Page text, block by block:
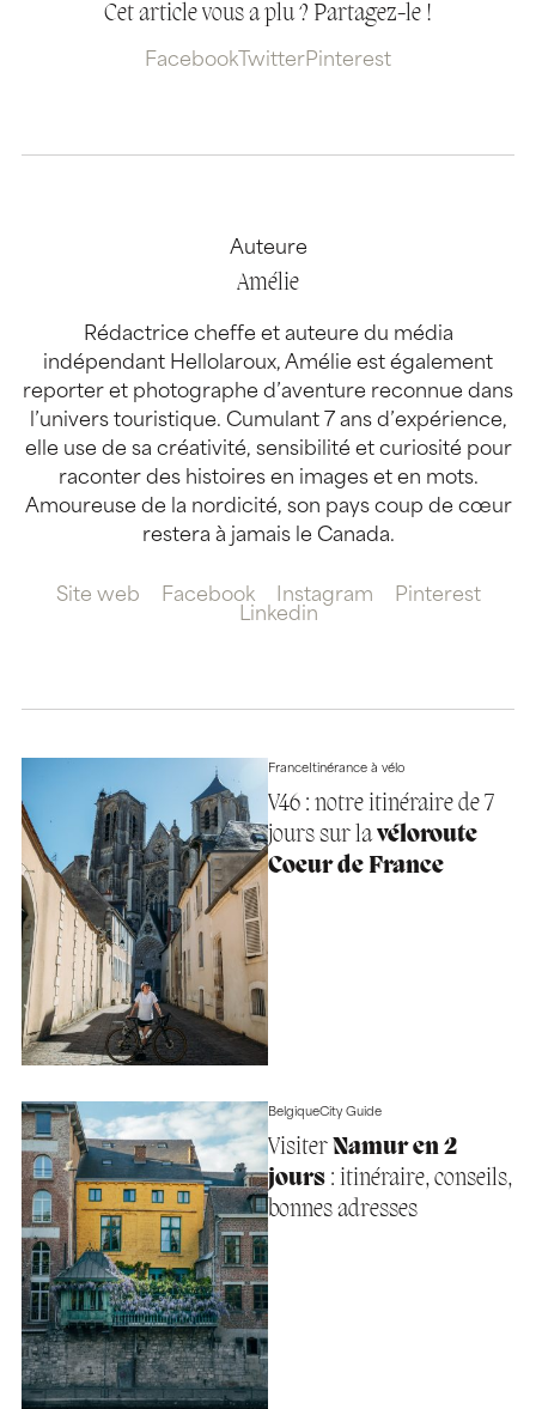
Cet article vous a plu ? Partagez-le !
Facebook TwitterPinterest
Auteure
Amélie
Rédactrice cheffe et auteure du média
indépendant Hellolaroux, Amélie est également
reporter et photographe d’aventure reconnue dans
l’univers touristique. Cumulant 7 ans d’expérience,
elle use de sa créativité, sensibilité et curiosité pour
raconter des histoires en images et en mots.
Amoureuse de la nordicité, son pays coup de cœur
restera à jamais le Canada.
Site web Facebook Instagram
Pinterest
Linkedin
FranceItinérance à vélo
V46 : notre itinéraire de 7
jours sur lavéloroute
Coeur de France
BelgiqueCity Guide
Visiter Namur en 2
jours: itinéraire, conseils,
bonnes adresses